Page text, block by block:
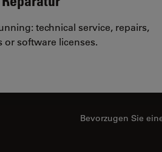
technical service, repairs,
or software licenses.
Bevorzugen Sie